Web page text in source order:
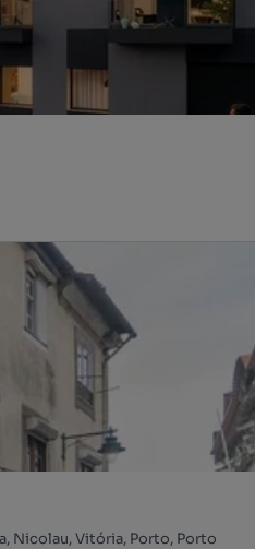
Nicolau, Vitória, Porto, Porto